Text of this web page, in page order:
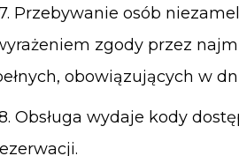
Przebywanie osób
zgody przez
obowiązujących w
Obsługa wydaje kody